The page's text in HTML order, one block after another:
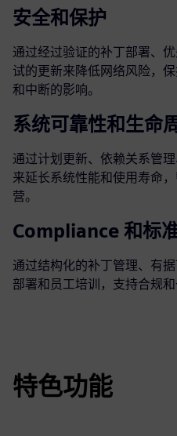
安全和保护
通过经过验证的补丁部署、
试的更新来降低网络风险，
和中断的影响。
系统可靠性和生命
通过计划更新、依赖关系管
来延长系统性能和使用寿命
营。
Compliance 和标
通过结构化的补丁管理、有
部署和员工培训，支持合规和
特色功能